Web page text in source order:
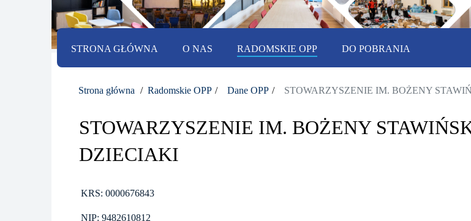
STRONA GŁÓWNA O NAS RADOMSKIE OPP DO POBRANIA
Strona główna Radomskie OPP Dane OPP STOWARZYSZENIE IM. BOŻENY
STOWARZYSZENIE IM. BOŻENY
DZIECIAKI
KRS: 0000676843
NIP: 9482610812